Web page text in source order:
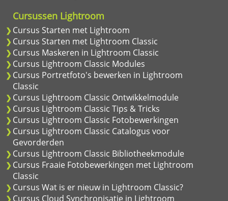
Cursussen Lightroom
Cursus Starten met Lightroom
Cursus Starten met Lightroom Classic
Cursus Maskeren in Lightroom Classic
Cursus Lightroom Classic Modules
Cursus Portretfoto's bewerken in Lightroom
Classic
Cursus Lightroom Classic Ontwikkelmodule
Cursus Lightroom Classic Tips & Tricks
Cursus Lightroom Classic Fotobewerkingen
Cursus Lightroom Classic Catalogus voor
Gevorderden
Cursus Lightroom Classic Bibliotheekmodule
Cursus Fraaie Fotobewerkingen met Lightroom
Classic
Cursus Wat is er nieuw in Lightroom Classic?
Cursus Cloud Synchronisatie in Lightroom